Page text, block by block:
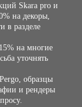
Skara pro и
на декоры,
в разделе
на многие
уточнять
образцы
и рендеры